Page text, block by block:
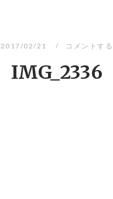
2017/02/21 コメントする
IMG_2336